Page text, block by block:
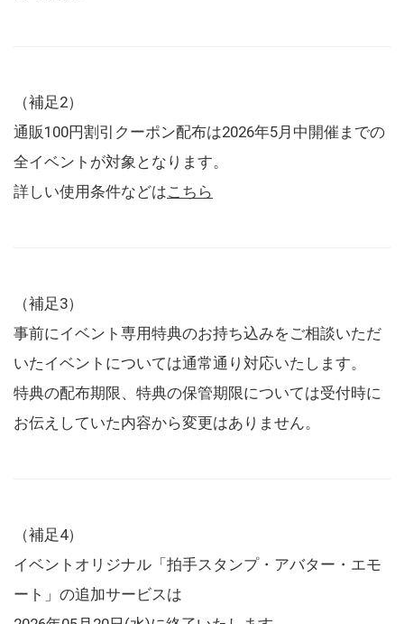
（補足2）
通販100円割引クーポン配布は2026年5月中開催までの
全イベントが対象となります。
詳しい使用条件などはこちら
（補足3）
事前にイベント専用特典のお持ち込みをご相談いただ
いたイベントについては通常通り対応いたします。
特典の配布期限、特典の保管期限については受付時に
お伝えしていた内容から変更はありません。
（補足4）
イベントオリジナル「拍手スタンプ・アバター・エモ
ート」の追加サービスは